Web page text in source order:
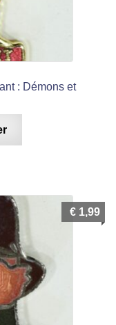
: Démons et
€ 1,99